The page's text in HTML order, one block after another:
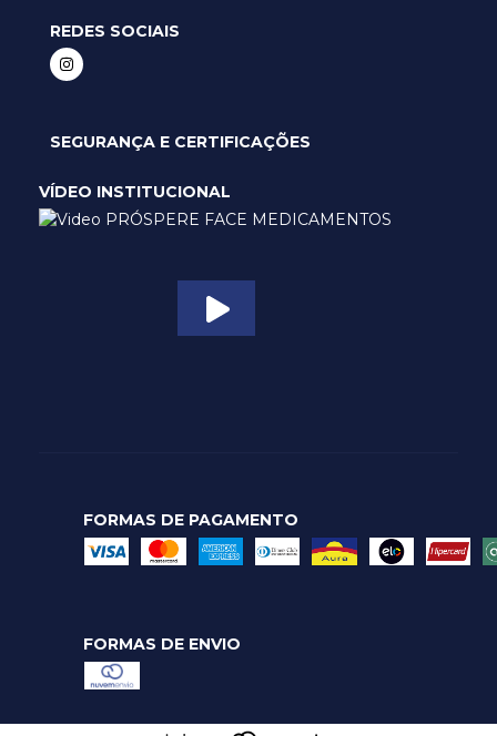
REDES SOCIAIS
SEGURANÇA E CERTIFICAÇÕES
VÍDEO INSTITUCIONAL
FORMAS DE PAGAMENTO
FORMAS DE ENVIO